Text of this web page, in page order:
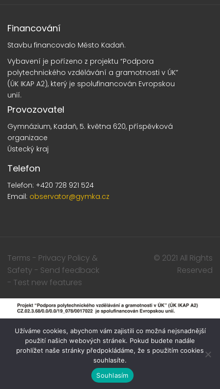
Financování
Stavbu financovalo Město Kadaň.
Vybavení je pořízeno z projektu “Podpora
polytechnického vzdělávání a gramotnosti v ÚK”
(ÚK IKAP A2), který je spolufinancován Evropskou
unií.
Provozovatel
Gymnázium, Kadaň, 5. května 620, příspěvková
organizace
Ústecký kraj
Telefon
Telefon: +420 728 921 524
Email: observator@gymka.cz
Terms - Privacy Policy &
Safety - Send feedback
- Test new features
© 2021 All Rights
Reserved
Užíváme cookies, abychom vám zajistili co možná nejsnadnější
použití našich webových stránek. Pokud budete nadále
prohlížet naše stránky předpokládáme, že s použitím cookies
souhlasíte.
Souhlasím